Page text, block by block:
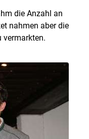
die Anzahl an
nahmen aber die
vermarkten.